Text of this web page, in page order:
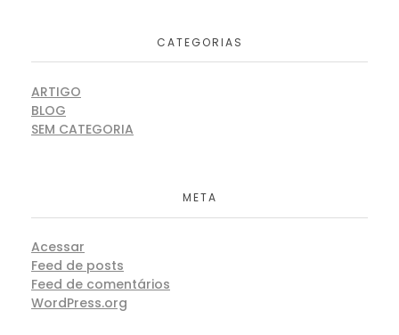
CATEGORIAS
ARTIGO
BLOG
SEM CATEGORIA
META
Acessar
Feed de posts
Feed de comentários
WordPress.org